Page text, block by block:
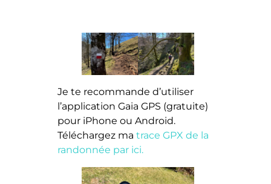
Je te recommande d’utiliser
l’application Gaia GPS (gratuite)
pour iPhone ou Android.
Téléchargez ma trace GPX de la
randonnée par ici.